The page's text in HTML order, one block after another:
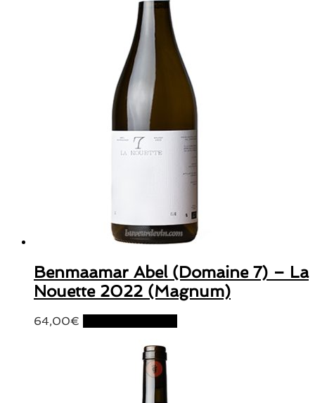
Benmaamar Abel (Domaine 7) – La
Nouette 2022 (Magnum)
64,00€